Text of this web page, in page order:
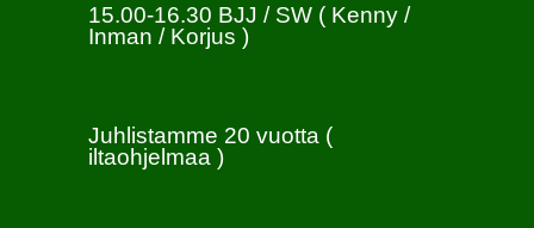
15.00-16.30 BJJ / SW ( Kenny /
Inman / Korjus )
Juhlistamme 20 vuotta (
iltaohjelmaa )